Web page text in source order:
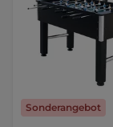
Sonderangebot